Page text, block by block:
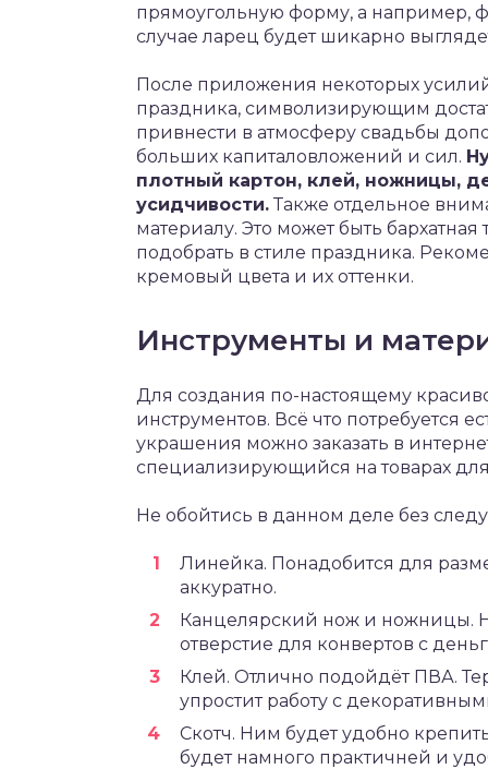
прямоугольную форму, а например,
случае ларец будет шикарно
После приложения некоторых
праздника, символизирующим
привнести в атмосферу свадьбы
больших капиталовложений и сил.
плотный картон, клей, ножницы,
усидчивости. Также отдельное
материалу. Это может быть
подобрать в стиле праздника.
кремовый цвета и их оттенки.
Инструменты и
Для создания по-настоящему
инструментов. Всё что потребуется
украшения можно заказать в
специализирующийся на товарах
Не обойтись в данном деле без
Линейка. Понадобится для
аккуратно.
Канцелярский нож и ножницы.
отверстие для конвертов с
Клей. Отлично подойдёт ПВА.
упростит работу с
Скотч. Ним будет удобно
будет намного практичней и